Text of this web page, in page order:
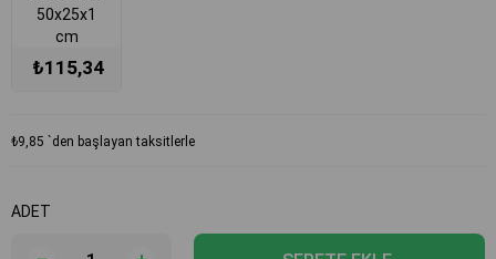
50x25x1
cm
₺115,34
₺9,85 `den başlayan taksitlerle
ADET